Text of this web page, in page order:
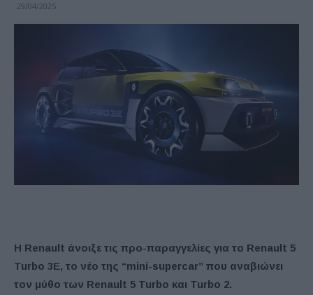
29/04/2025
Η Renault άνοιξε τις προ-παραγγελίες για το Renault 5
Turbo 3E, το νέο της “mini-supercar” που αναβιώνει
τον μύθο των Renault 5 Turbo και Turbo 2.